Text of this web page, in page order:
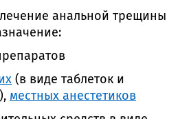
анальной трещины
(в виде таблеток и
местных анестетиков